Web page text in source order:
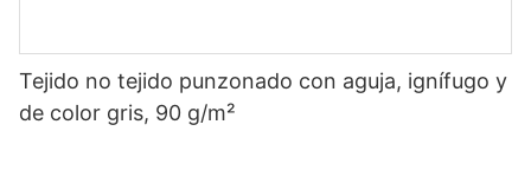
Tejido no tejido punzonado con aguja, ignífugo y
de color gris, 90 g/m²